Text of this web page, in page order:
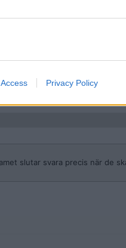
Privacy Policy
slutar svara precis när de